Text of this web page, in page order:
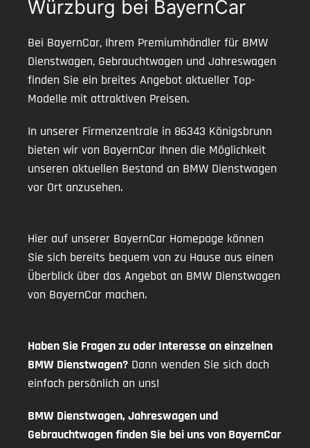
Würzburg bei BayernCar
Bei BayernCar, Ihrem Premiumhändler für BMW
Dienstwagen, Gebrauchtwagen und Jahreswagen
finden Sie ein breites Angebot aktueller Top-
Modelle mit attraktiven Preisen.
In unserer Firmenzentrale in 86343 Königsbrunn
bieten wir von BayernCar Ihnen die Möglichkeit
unseren aktuellen Bestand an BMW Dienstwagen
vor Ort anzusehen.
Hier auf unserer BayernCar Homepage können
Sie sich bereits bequem von zu Hause aus einen
Überblick über das Angebot an BMW Dienstwagen
von BayernCar machen.
Haben Sie Fragen zu oder Interesse an einzelnen
BMW Dienstwagen? Dann wenden Sie sich doch
einfach persönlich an uns!
BMW Dienstwagen, Jahreswagen und
Gebrauchtwagen finden Sie bei uns von BayernCar